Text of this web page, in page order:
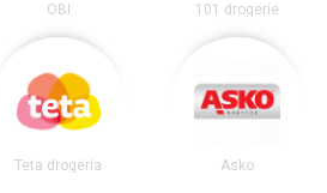
OBI 101 drogerie
Teta drogéria Asko